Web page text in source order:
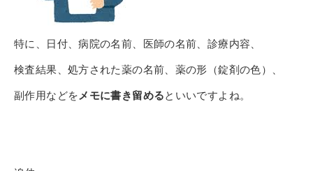
特に、日付、病院の名前、 医師の名前、診療内容、
検査結果、処方された薬の名前、 薬の形（錠剤の色）、
副作用などを メモに書き留めるといいですよね。